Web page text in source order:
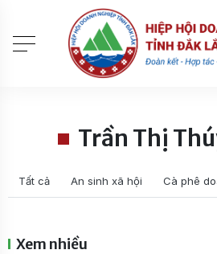
Trần Thị
Tất cả An sinh xã hội Cà phê
Xem nhiều